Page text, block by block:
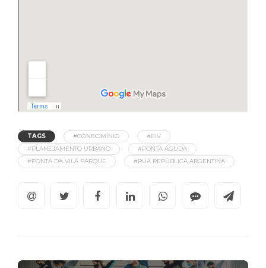
TAGS #CONDOMÍNIO
#EIV
#PLANEJAMENTO URBANO
#PONTA AGUDA
#PONTA DA VILA PARQUE
#RUA REPÚBLICA ARGENTINA